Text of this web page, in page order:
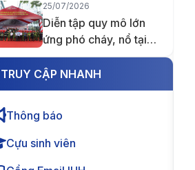
25/07/2026
Diễn tập quy mô lớn
ứng phó cháy, nổ tại
Trường Đại học Công
nghiệp TP.HCM
TRUY CẬP NHANH
Thông báo
Cựu sinh viên